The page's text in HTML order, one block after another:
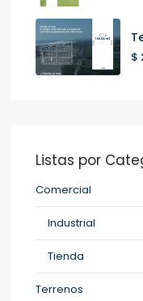
$
Listas por
Comercial
Industrial
Tienda
Terrenos